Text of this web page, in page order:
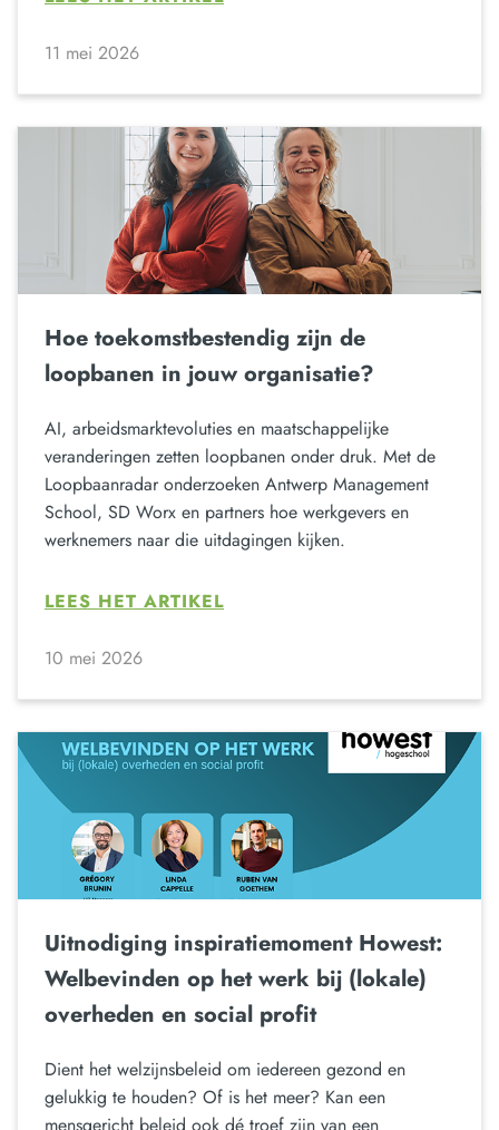
11 mei 2026
Hoe toekomstbestendig zijn de
loopbanen in jouw organisatie?
AI, arbeidsmarktevoluties en maatschappelijke
veranderingen zetten loopbanen onder druk. Met de
Loopbaanradar onderzoeken Antwerp Management
School, SD Worx en partners hoe werkgevers en
werknemers naar die uitdagingen kijken.
LEES HET ARTIKEL
10 mei 2026
Uitnodiging inspiratiemoment Howest:
Welbevinden op het werk bij (lokale)
overheden en social profit
Dient het welzijnsbeleid om iedereen gezond en
gelukkig te houden? Of is het meer? Kan een